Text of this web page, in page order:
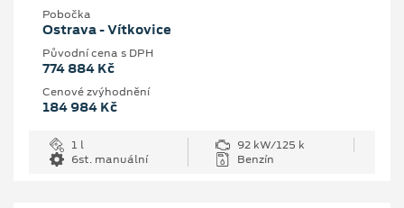
Pobočka
Ostrava - Vítkovice
Původní cena s DPH
774 884 Kč
Cenové zvýhodnění
184 984 Kč
1 l
92 kW/125 k
6st. manuální
Benzín